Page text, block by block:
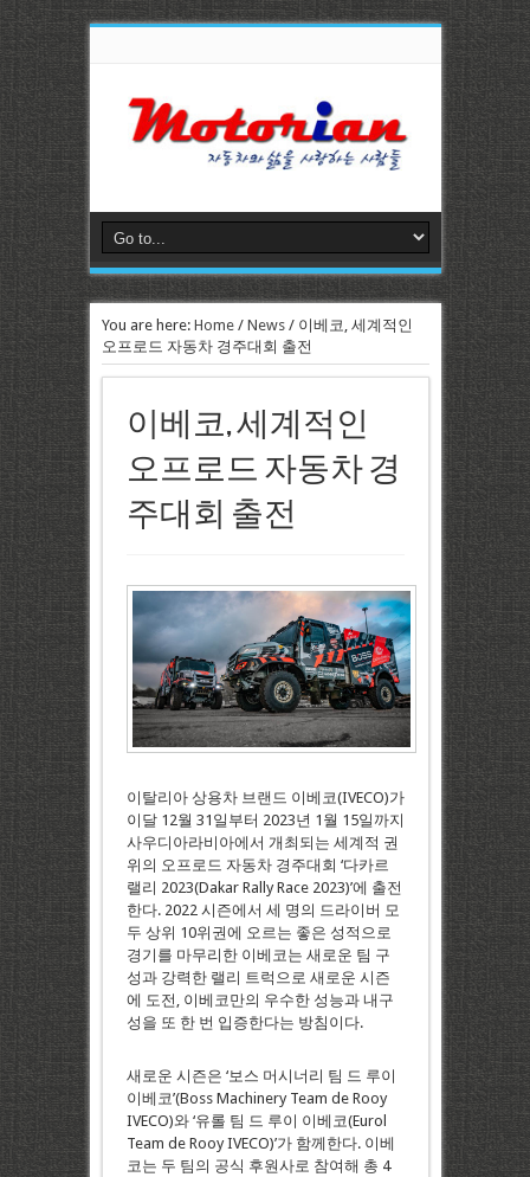
You are here: Home/ News/ 이베코, 세계적인
오프로드 자동차 경주대회 출전
이베코, 세계적인
오프로드 자동차 경
주대회 출전
이탈리아 상용차 브랜드 이베코(IVECO)가
이달 12월 31일부터 2023년 1월 15일까지
사우디아라비아에서 개최되는 세계적 권
위의 오프로드 자동차 경주대회 ‘다카르
랠리 2023(Dakar Rally Race 2023)’에 출전
한다. 2022 시즌에서 세 명의 드라이버 모
두 상위 10위권에 오르는 좋은 성적으로
경기를 마무리한 이베코는 새로운 팀 구
성과 강력한 랠리 트럭으로 새로운 시즌
에 도전, 이베코만의 우수한 성능과 내구
성을 또 한 번 입증한다는 방침이다.
새로운 시즌은 ‘보스 머시너리 팀 드 루이
이베코’(Boss Machinery Team de Rooy
IVECO)와 ‘유롤 팀 드 루이 이베코(Eurol
Team de Rooy IVECO)’가 함께한다. 이베
코는 두 팀의 공식 후원사로 참여해 총 4